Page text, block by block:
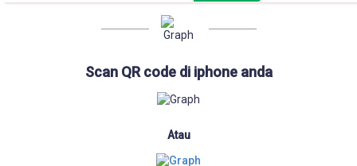
Scan QR code di iphone anda
Atau